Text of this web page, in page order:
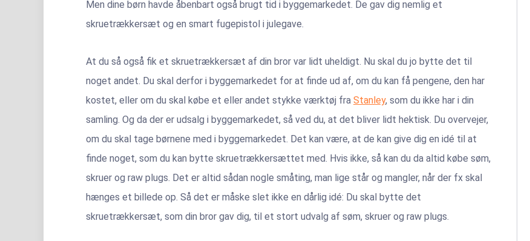
Men dine børn havde åbenbart også brugt tid i byggemarkedet. De gav dig nemlig et
skruetrækkersæt og en smart fugepistol i julegave.
At du så også fik et skruetrækkersæt af din bror var lidt uheldigt. Nu skal du jo bytte det til
noget andet. Du skal derfor i byggemarkedet for at finde ud af, om du kan få pengene, den har
kostet, eller om du skal købe et eller andet stykke værktøj fra Stanley, som du ikke har i din
samling. Og da der er udsalg i byggemarkedet, så ved du, at det bliver lidt hektisk. Du overvejer,
om du skal tage børnene med i byggemarkedet. Det kan være, at de kan give dig en idé til at
finde noget, som du kan bytte skruetrækkersættet med. Hvis ikke, så kan du da altid købe søm,
skruer og raw plugs. Det er altid sådan nogle småting, man lige står og mangler, når der fx skal
hænges et billede op. Så det er måske slet ikke en dårlig idé: Du skal bytte det
skruetrækkersæt, som din bror gav dig, til et stort udvalg af søm, skruer og raw plugs.